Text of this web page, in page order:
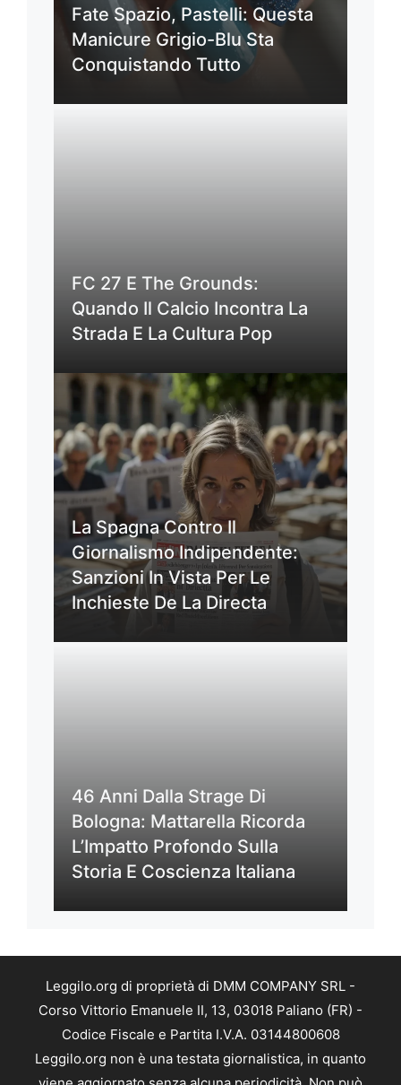
Fate Spazio, Pastelli: Questa
Manicure Grigio-Blu Sta
Conquistando Tutto
FC 27 E The Grounds:
Quando Il Calcio Incontra La
Strada E La Cultura Pop
La Spagna Contro Il
Giornalismo Indipendente:
Sanzioni In Vista Per Le
Inchieste De La Directa
46 Anni Dalla Strage Di
Bologna: Mattarella Ricorda
L’Impatto Profondo Sulla
Storia E Coscienza Italiana
Leggilo.org di proprietà di DMM COMPANY SRL -
Corso Vittorio Emanuele II, 13, 03018 Paliano (FR) -
Codice Fiscale e Partita I.V.A. 03144800608
Leggilo.org non è una testata giornalistica, in quanto